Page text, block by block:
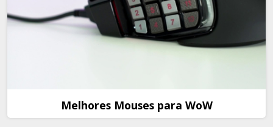
Melhores Mouses para WoW